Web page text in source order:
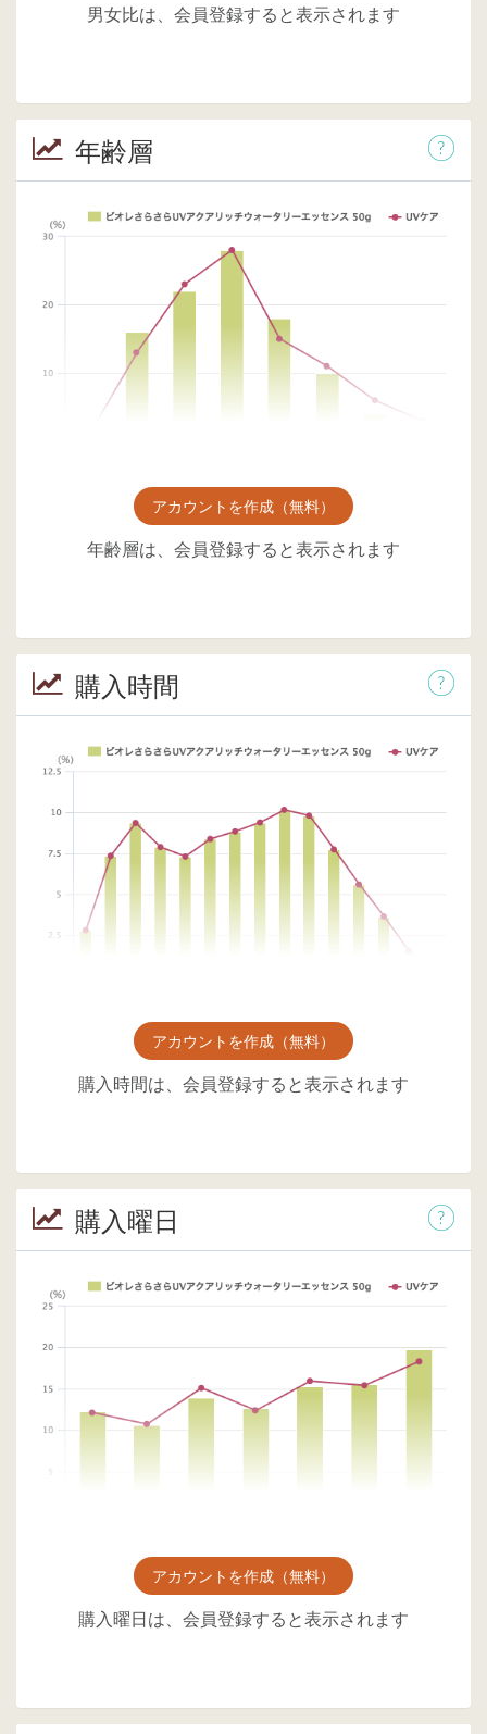
男女比は、会員登録すると表示されます
年齢層
アカウントを作成（無料）
年齢層は、会員登録すると表示されます
購入時間
アカウントを作成（無料）
購入時間は、会員登録すると表示されます
購入曜日
アカウントを作成（無料）
購入曜日は、会員登録すると表示されます